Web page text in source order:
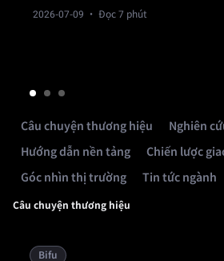
2026-07-09 · Đọc 7 phút
Câu chuyện thương hiệu
Nghiên
Hướng dẫn nền tảng
Chiến lược
Góc nhìn thị trường
Tin tức ngành
Câu chuyện thương hiệu
Bifu